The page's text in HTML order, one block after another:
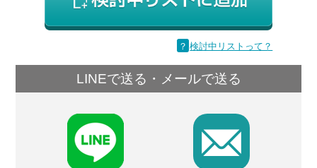
？ 検討中リストって？
LINEで送る・メールで送る
F